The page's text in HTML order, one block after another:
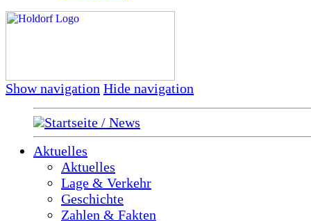
Show navigation Hide navigation
Startseite / News
Aktuelles
Aktuelles
Lage & Verkehr
Geschichte
Zahlen & Fakten